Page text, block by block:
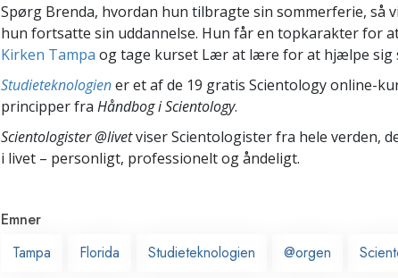
Spørg Brenda, hvordan hun tilbragte sin sommerferie, så
hun fortsatte sin uddannelse. Hun får en topkarakter for
Kirken Tampa og tage kurset Lær at lære for at hjælpe sig
Studieteknologiener et af de 19 gratis Scientology online-
principper fra Håndbog i Scientology.
Scientologister @livetviser Scientologister fra hele verden,
i livet – personligt, professionelt og åndeligt.
Emner
Tampa
Florida Studieteknologien @orgen